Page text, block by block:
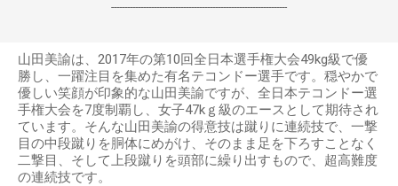
------------------------------------------------------------------
山田美諭は、2017年の第10回全日本選手権大会49kg級で優
勝し、一躍注目を集めた有名テコンドー選手です。穏やかで
優しい笑顔が印象的な山田美諭ですが、全日本テコンドー選
手権大会を7度制覇し、女子47kｇ級のエースとして期待され
ています。そんな山田美諭の得意技は蹴りに連続技で、一撃
目の中段蹴りを胴体にめがけ、そのまま足を下ろすことなく
二撃目、そして上段蹴りを頭部に繰り出すもので、超高難度
の連続技です。